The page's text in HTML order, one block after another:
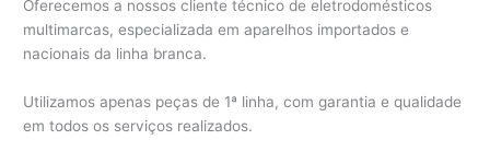
Oferecemos a nossos cliente técnico de eletrodomésticos
multimarcas, especializada em aparelhos importados e
nacionais da linha branca.
Utilizamos apenas peças de 1ª linha, com garantia e qualidade
em todos os serviços realizados.